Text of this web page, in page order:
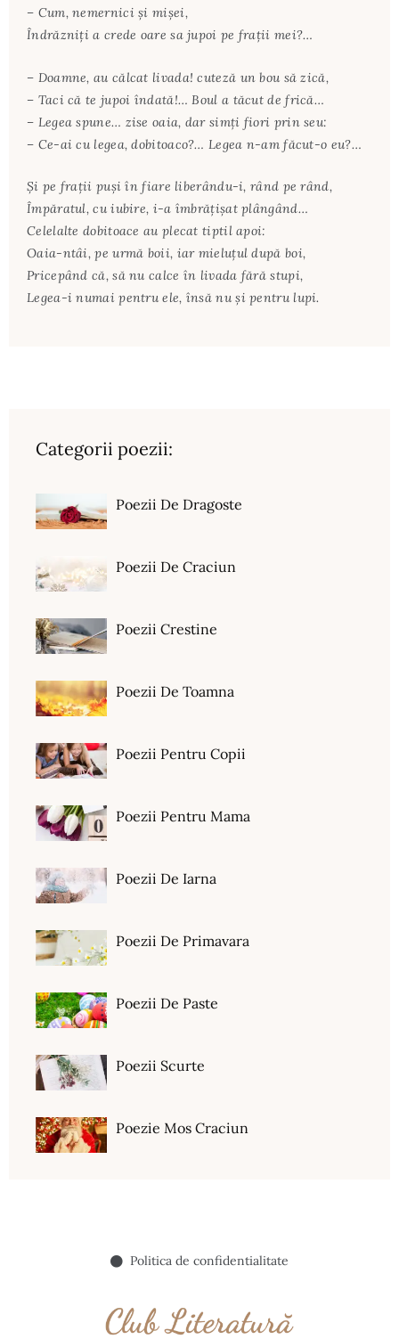
– Cum, nemernici şi mişei,
Îndrăzniţi a crede oare sa jupoi pe fraţii mei?…
– Doamne, au călcat livada! cuteză un bou să zică,
– Taci că te jupoi îndată!… Boul a tăcut de frică…
– Legea spune… zise oaia, dar simţi fiori prin seu:
– Ce-ai cu legea, dobitoaco?… Legea n-am făcut-o eu?…
Şi pe fraţii puşi în fiare liberându-i, rând pe rând,
Împăratul, cu iubire, i-a îmbrăţişat plângând…
Celelalte dobitoace au plecat tiptil apoi:
Oaia-ntâi, pe urmă boii, iar mieluţul după boi,
Pricepând că, să nu calce în livada fără stupi,
Legea-i numai pentru ele, însă nu şi pentru lupi.
Categorii poezii:
Poezii De Dragoste
Poezii De Craciun
Poezii Crestine
Poezii De Toamna
Poezii Pentru Copii
Poezii Pentru Mama
Poezii De Iarna
Poezii De Primavara
Poezii De Paste
Poezii Scurte
Poezie Mos Craciun
Politica de confidentialitate